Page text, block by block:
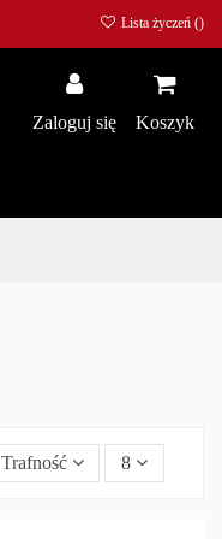
Lista życzeń ()
Zaloguj się Koszyk
Trafność 8